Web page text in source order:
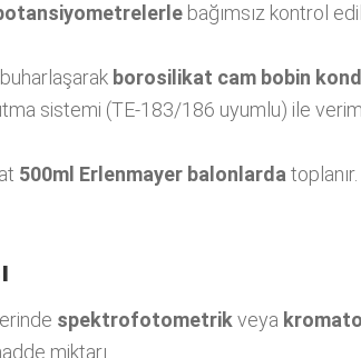
bağımsız kontrol
borosilikat cam bobin
sistemi (TE-183/186 uyumlu) ile
500ml Erlenmayer balonlarda toplanır.
spektrofotometrikveya
miktarı